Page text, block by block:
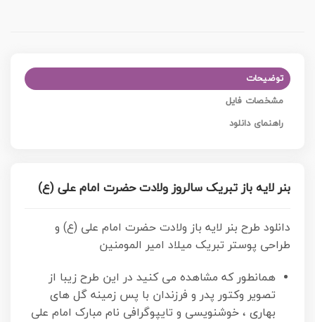
توضیحات
مشخصات فایل
راهنمای دانلود
بنر لایه باز تبریک سالروز ولادت حضرت امام علی (ع)
دانلود طرح بنر لایه باز ولادت حضرت امام علی (ع) و
طراحی پوستر تبریک میلاد امیر المومنین
همانطور که مشاهده می کنید در این طرح زیبا از
تصویر وکتور پدر و فرزندان با پس زمینه گل های
بهاری ، خوشنویسی و تایپوگرافی نام مبارک امام علی